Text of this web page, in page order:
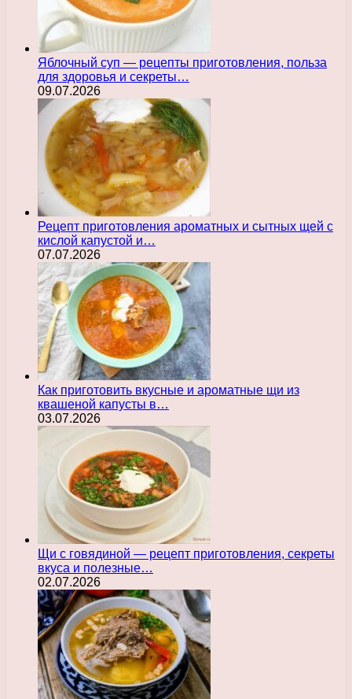
Яблочный суп — рецепты приготовления, польза
для здоровья и секреты…
09.07.2026
Рецепт приготовления ароматных и сытных щей с
кислой капустой и…
07.07.2026
Как приготовить вкусные и ароматные щи из
квашеной капусты в…
03.07.2026
Щи с говядиной — рецепт приготовления, секреты
вкуса и полезные…
02.07.2026